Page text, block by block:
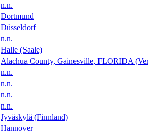
n.n.
Dortmund
Düsseldorf
n.n.
Halle (Saale)
Alachua County, Gainesville, FLORIDA
n.n.
n.n.
n.n.
n.n.
Jyväskylä (Finnland)
Hannover